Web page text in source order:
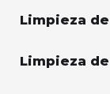
Limpieza de
Limpieza